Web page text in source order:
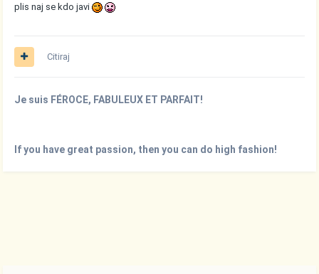
plis naj se kdo javi
Citiraj
Je suis FÉROCE, FABULEUX ET PARFAIT!
If you have great passion, then you can do high fashion!